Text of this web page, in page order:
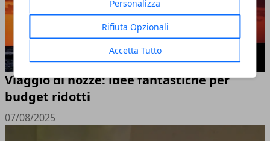
Personalizza
Rifiuta Opzionali
Accetta Tutto
Viaggio di nozze: idee fantastiche per
budget ridotti
07/08/2025